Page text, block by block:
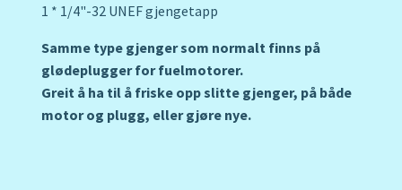
1 * 1/4"-32 UNEF gjengetapp
Samme type gjenger som normalt finns på
glødeplugger for fuelmotorer.
Greit å ha til å friske opp slitte gjenger, på både
motor og plugg, eller gjøre nye.